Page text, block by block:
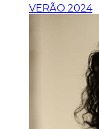
VERÃO 2024